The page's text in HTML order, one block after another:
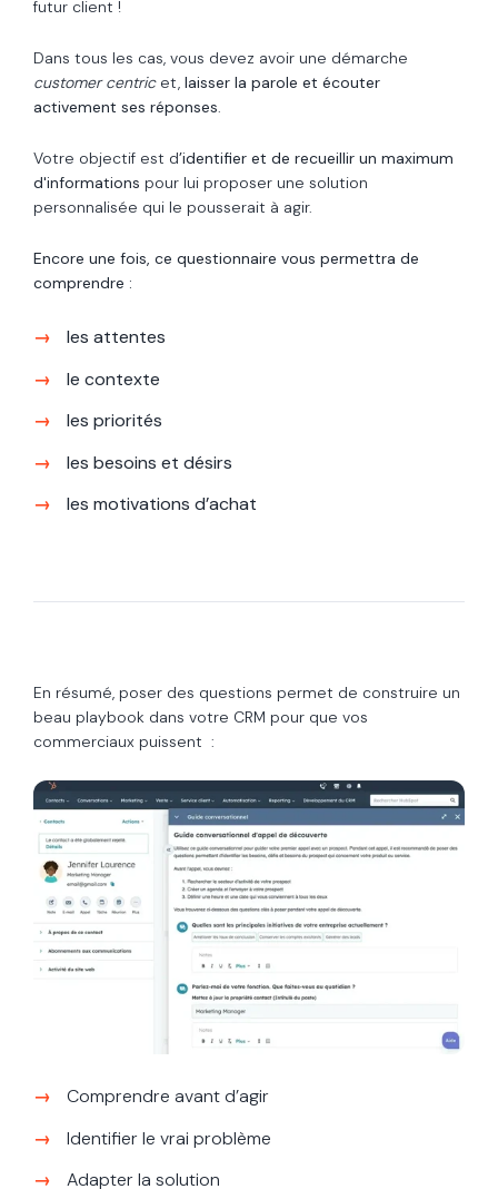
futur client !
Dans tous les cas, vous devez avoir une démarche
customer centricet, laisser la parole et écouter
activement ses réponses.
Votre objectif est d’identifier et de recueillir un maximum
d'informations pour lui proposer une solution
personnalisée qui le pousserait à agir.
Encore une fois, ce questionnaire vous permettra de
comprendre :
les attentes
le contexte
les priorités
les besoins et désirs
les motivations d’achat
En résumé, poser des questions permet de construire un
beau playbook dans votre CRM pour que vos
commerciaux puissent :
Comprendre avant d’agir
Identifier le vrai problème
Adapter la solution